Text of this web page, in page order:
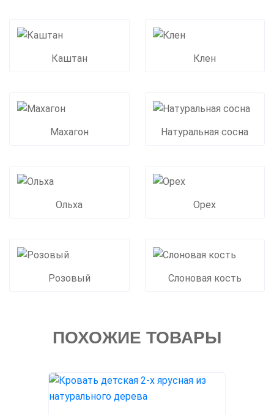
Каштан Клен
Махагон Натуральная сосна
Ольха Орех
Розовый Слоновая кость
ПОХОЖИЕ ТОВАРЫ